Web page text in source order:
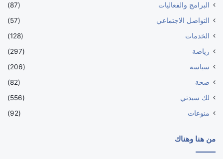
البرامج والفعاليات
(87)
التواصل الاجتماعي
(57)
الخدمات
(128)
رياضة
(297)
سياسة
(206)
صحة
(82)
لك سيدتي
(556)
منوعات
(92)
من هنا وهناك